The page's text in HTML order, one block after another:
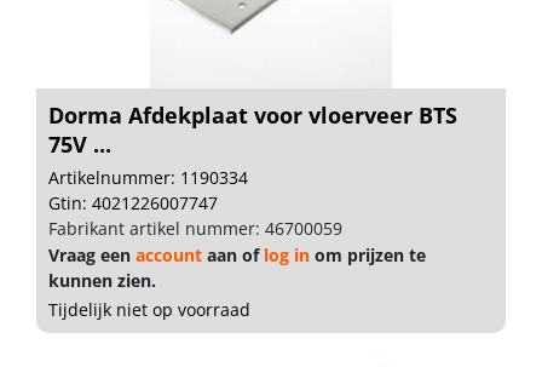
Dorma Afdekplaat voor vloerveer BTS
75V ...
Artikelnummer: 1190334
Gtin: 4021226007747
Fabrikant artikel nummer: 46700059
Vraag een account aan of log in om prijzen te
kunnen zien.
Tijdelijk niet op voorraad